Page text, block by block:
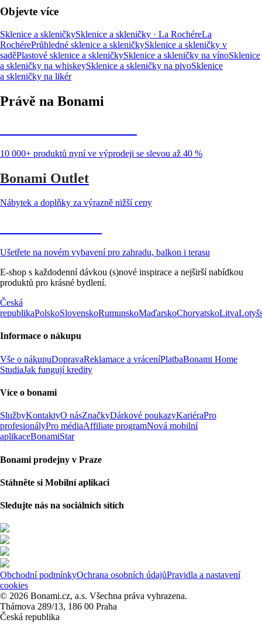
Objevte více
Sklenice a skleničkySklenice a skleničky · La RochéreLa
RochérePrůhledné sklenice a skleničkySklenice a skleničky v
saděPlastové sklenice a skleničkySklenice a skleničky na vínoSklenice
a skleničky na whiskeySklenice a skleničky na pivoSklenice
a skleničky na likér
Právě na Bonami
10 000+ produktů nyní ve výprodeji se slevou až 40 %
Bonami Outlet
Nábytek a doplňky za výrazně nižší ceny
Ušetřete na novém vybavení pro zahradu, balkon i terasu
E-shop s každodenní dávkou (s)nové inspirace a nejširší nabídkou
produktů pro krásné bydlení.
Česká
republikaPolskoSlovenskoRumunskoMaďarskoChorvatskoLitva
Informace o nákupu
Vše o nákupuDopravaReklamace a vráceníPlatbaBonami Home
StudiaJak fungují kredity
Více o bonami
SlužbyKontaktyO násZnačkyDárkové poukazyKariéraPro
profesionályPro médiaAffiliate programNová mobilní
aplikaceBonamiStar
Bonami prodejny v Praze
Stáhněte si Mobilní aplikaci
Sledujte nás na sociálních sítích
Obchodní podmínkyOchrana osobních údajůPravidla a nastavení
cookies
© 2026 Bonami.cz, a.s. Všechna práva vyhrazena.
Thámova 289/13, 186 00 Praha
Česká republika